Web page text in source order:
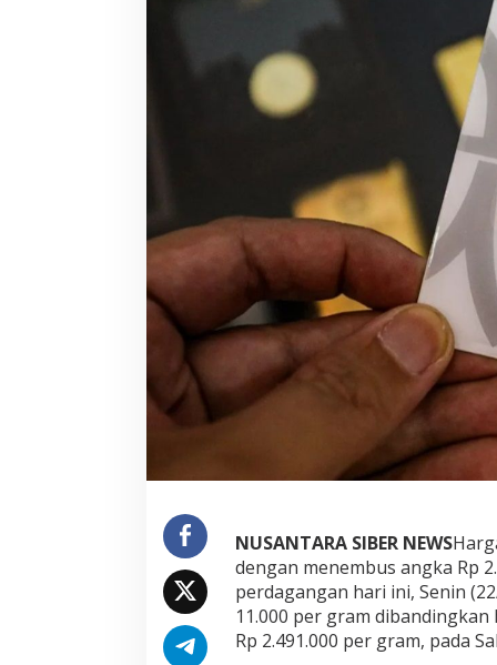
NUSANTARA SIBER NEWS
dengan menembus angka Rp
perdagangan hari ini, Senin
11.000 per gram
Rp 2.491.000 per gram, pada